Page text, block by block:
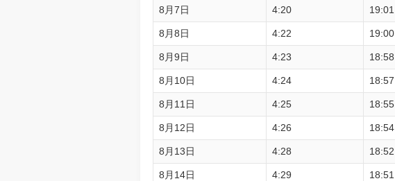
8月7日 4:20 19:01
8月8日 4:22 19:00
8月9日 4:23 18:58
8月10日 4:24 18:57
8月11日 4:25 18:55
8月12日 4:26 18:54
8月13日 4:28 18:52
8月14日 4:29 18:51